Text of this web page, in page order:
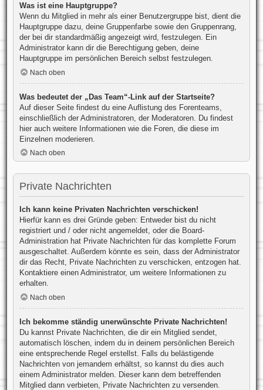
Was ist eine Hauptgruppe?
Wenn du Mitglied in mehr als einer Benutzergruppe bist, dient die
Hauptgruppe dazu, deine Gruppenfarbe sowie den Gruppenrang,
der bei dir standardmäßig angezeigt wird, festzulegen. Ein
Administrator kann dir die Berechtigung geben, deine
Hauptgruppe im persönlichen Bereich selbst festzulegen.
Nach oben
Was bedeutet der „Das Team“-Link auf der Startseite?
Auf dieser Seite findest du eine Auflistung des Forenteams,
einschließlich der Administratoren, der Moderatoren. Du findest
hier auch weitere Informationen wie die Foren, die diese im
Einzelnen moderieren.
Nach oben
Private Nachrichten
Ich kann keine Privaten Nachrichten verschicken!
Hierfür kann es drei Gründe geben: Entweder bist du nicht
registriert und / oder nicht angemeldet, oder die Board-
Administration hat Private Nachrichten für das komplette Forum
ausgeschaltet. Außerdem könnte es sein, dass der Administrator
dir das Recht, Private Nachrichten zu verschicken, entzogen hat.
Kontaktiere einen Administrator, um weitere Informationen zu
erhalten.
Nach oben
Ich bekomme ständig unerwünschte Private Nachrichten!
Du kannst Private Nachrichten, die dir ein Mitglied sendet,
automatisch löschen, indem du in deinem persönlichen Bereich
eine entsprechende Regel erstellst. Falls du belästigende
Nachrichten von jemandem erhältst, so kannst du dies auch
einem Administrator melden. Dieser kann dem betreffenden
Mitglied dann verbieten, Private Nachrichten zu versenden.